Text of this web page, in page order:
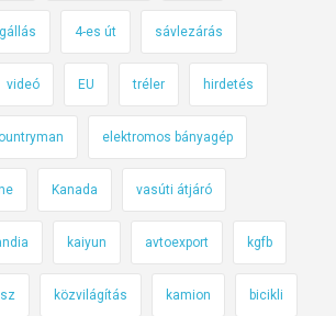
z
s
e
f
v
r
4-es út sávlezárás
videó EU tréler hirdetés
elektromos bányagép
Kanada vasúti átjáró
kaiyun avtoexport kgfb
közvilágítás kamion bicikli